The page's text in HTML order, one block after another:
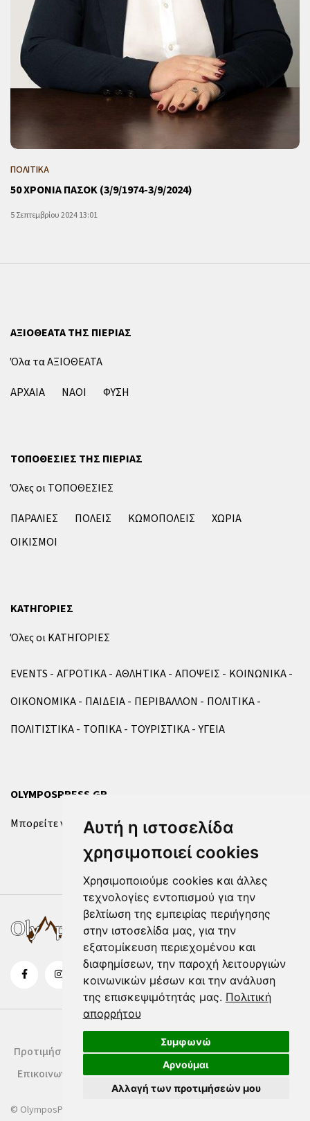
Αυτή η ιστοσελίδα
χρησιμοποιεί cookies
Χρησιμοποιούμε cookies και άλλες
τεχνολογίες εντοπισμού για την
βελτίωση της εμπειρίας περιήγησης
στην ιστοσελίδα μας, για την
εξατομίκευση περιεχομένου και
διαφημίσεων, την παροχή λειτουργιών
κοινωνικών μέσων και την ανάλυση
της επισκεψιμότητάς μας. Πολιτική
απορρήτου
Συμφωνώ
Αρνούμαι
Αλλαγή των προτιμήσεών μου
ΠΟΛΙΤΙΚΑ
50 ΧΡΟΝΙΑ ΠΑΣΟΚ (3/9/1974-3/9/2024)
5 Σεπτεμβρίου 2024 13:01
ΑΞΙΟΘΕΑΤΑ ΤΗΣ ΠΙΕΡΙΑΣ
Όλα τα ΑΞΙΟΘΕΑΤΑ
ΑΡΧΑΙΑ
ΝΑΟΙ ΦΥΣΗ
ΤΟΠΟΘΕΣΙΕΣ ΤΗΣ ΠΙΕΡΙΑΣ
Όλες οι ΤΟΠΟΘΕΣΙΕΣ
ΠΑΡΑΛΙΕΣ
ΠΟΛΕΙΣ ΚΩΜΟΠΟΛΕΙΣ
ΧΩΡΙΑ
ΟΙΚΙΣΜΟΙ
ΚΑΤΗΓΟΡΙΕΣ
Όλες οι ΚΑΤΗΓΟΡΙΕΣ
EVENTS ΑΓΡΟΤΙΚΑ ΑΘΛΗΤΙΚΑ ΑΠΟΨΕΙΣ
ΚΟΙΝΩΝΙΚΑ
ΟΙΚΟΝΟΜΙΚΑ
ΠΑΙΔΕΙΑ ΠΕΡΙΒΑΛΛΟΝ
ΠΟΛΙΤΙΚΑ
ΠΟΛΙΤΙΣΤΙΚΑ
ΤΟΠΙΚΑ ΤΟΥΡΙΣΤΙΚΑ ΥΓΕΙΑ
OLYMPOSPRESS.GR
Μπορείτε να επικοινωνήσετε μαζί μας μέσω της
Προτιμήσεις Cookies Δήλωση Cookies Όροι Χρήσης
Επικοινωνία
© OlymposPress.gr